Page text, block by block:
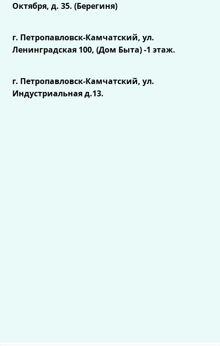
Октября, д. 35. (Берегиня)
г. Петропавловск-Камчатский, ул.
Ленинградская 100, (Дом Быта) -1 этаж.
г. Петропавловск-Камчатский, ул.
Индустриальная д.13.